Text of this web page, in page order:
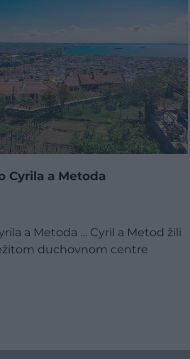
Cyrila a Metoda
a Metoda … Cyril a Metod žili
duchovnom centre